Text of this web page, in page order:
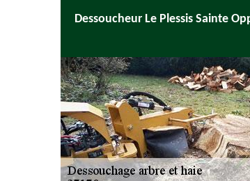
Dessoucheur Le Plessis Sainte